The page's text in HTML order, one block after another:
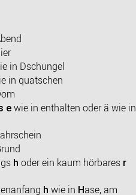
bend
ier
in Dschungel
in quatschen
om
e wie in enthalten oder ä wie in
ahrschein
rund
h oder ein kaum hörbares r
h wie in Hase, am